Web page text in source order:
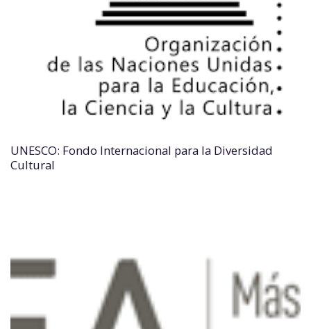
UNESCO: Fondo Internacional para la Diversidad
Cultural